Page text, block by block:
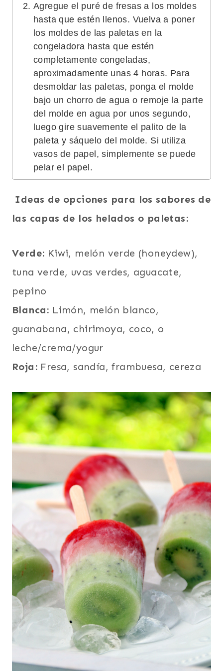
Agregue el puré de fresas a los moldes
hasta que estén llenos. Vuelva a poner
los moldes de las paletas en la
congeladora hasta que estén
completamente congeladas,
aproximadamente unas 4 horas. Para
desmoldar las paletas, ponga el molde
bajo un chorro de agua o remoje la parte
del molde en agua por unos segundo,
luego gire suavemente el palito de la
paleta y sáquelo del molde. Si utiliza
vasos de papel, simplemente se puede
pelar el papel.
Ideas de opciones para los sabores de
las capas de los helados o paletas:
Verde: Kiwi, melón verde (honeydew),
tuna verde, uvas verdes, aguacate,
pepino
Blanca: Limón, melón blanco,
guanabana, chirimoya, coco, o
leche/crema/yogur
Roja: Fresa, sandía, frambuesa, cereza